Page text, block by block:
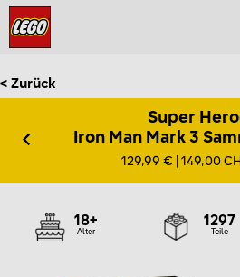
< Zurück
Super
Iron Man Mark 3
129,99 € | 149,00
18+
Alter
1297
Teile